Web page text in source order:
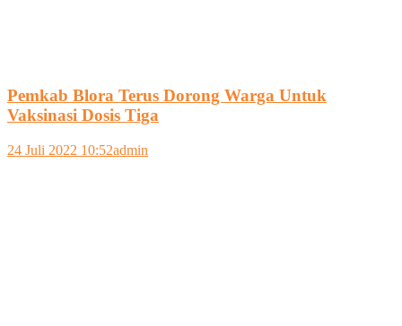
Pemkab Blora Terus Dorong Warga Untuk
Vaksinasi Dosis Tiga
24 Juli 2022 10:52admin